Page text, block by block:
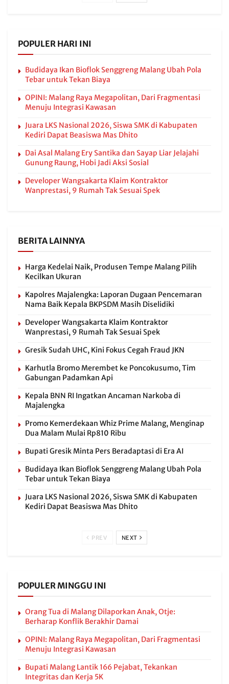
POPULER HARI INI
Budidaya Ikan Bioflok Senggreng Malang Ubah Pola
Tebar untuk Tekan Biaya
OPINI: Malang Raya Megapolitan, Dari Fragmentasi
Menuju Integrasi Kawasan
Juara LKS Nasional 2026, Siswa SMK di Kabupaten
Kediri Dapat Beasiswa Mas Dhito
Dai Asal Malang Ery Santika dan Sayap Liar Jelajahi
Gunung Raung, Hobi Jadi Aksi Sosial
Developer Wangsakarta Klaim Kontraktor
Wanprestasi, 9 Rumah Tak Sesuai Spek
BERITA LAINNYA
Harga Kedelai Naik, Produsen Tempe Malang Pilih
Kecilkan Ukuran
Kapolres Majalengka: Laporan Dugaan Pencemaran
Nama Baik Kepala BKPSDM Masih Diselidiki
Developer Wangsakarta Klaim Kontraktor
Wanprestasi, 9 Rumah Tak Sesuai Spek
Gresik Sudah UHC, Kini Fokus Cegah Fraud JKN
Karhutla Bromo Merembet ke Poncokusumo, Tim
Gabungan Padamkan Api
Kepala BNN RI Ingatkan Ancaman Narkoba di
Majalengka
Promo Kemerdekaan Whiz Prime Malang, Menginap
Dua Malam Mulai Rp810 Ribu
Bupati Gresik Minta Pers Beradaptasi di Era AI
Budidaya Ikan Bioflok Senggreng Malang Ubah Pola
Tebar untuk Tekan Biaya
Juara LKS Nasional 2026, Siswa SMK di Kabupaten
Kediri Dapat Beasiswa Mas Dhito
PREV NEXT
POPULER MINGGU INI
Orang Tua di Malang Dilaporkan Anak, Otje:
Berharap Konflik Berakhir Damai
OPINI: Malang Raya Megapolitan, Dari Fragmentasi
Menuju Integrasi Kawasan
Bupati Malang Lantik 166 Pejabat, Tekankan
Integritas dan Kerja 5K